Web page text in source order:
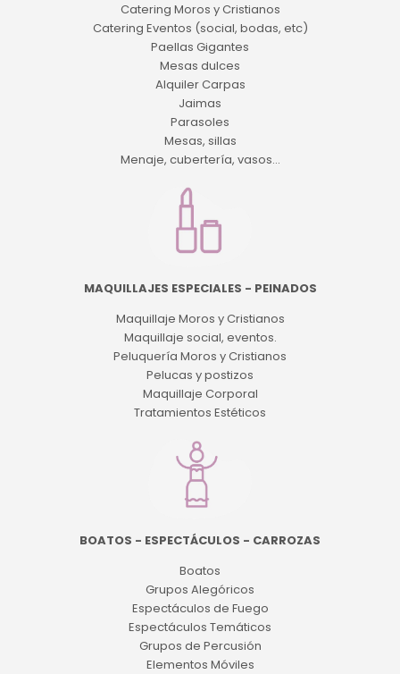
Catering Moros y Cristianos
Catering Eventos (social, bodas, etc)
Paellas Gigantes
Mesas dulces
Alquiler Carpas
Jaimas
Parasoles
Mesas, sillas
Menaje, cubertería, vasos...
MAQUILLAJES ESPECIALES - PEINADOS
Maquillaje Moros y Cristianos
Maquillaje social, eventos.
Peluquería Moros y Cristianos
Pelucas y postizos
Maquillaje Corporal
Tratamientos Estéticos
BOATOS - ESPECTÁCULOS - CARROZAS
Boatos
Grupos Alegóricos
Espectáculos de Fuego
Espectáculos Temáticos
Grupos de Percusión
Elementos Móviles